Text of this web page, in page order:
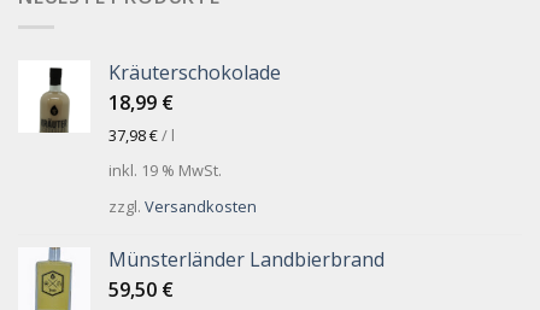
Kräuterschokolade
18,99 €
37,98€/ l
inkl. 19 % MwSt.
zzgl. Versandkosten
Münsterländer Landbierbrand
59,50 €